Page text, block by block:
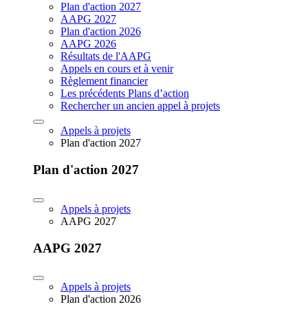
Plan d'action 2027
AAPG 2027
Plan d'action 2026
AAPG 2026
Résultats de l'AAPG
Appels en cours et à venir
Règlement financier
Les précédents Plans d’action
Rechercher un ancien appel à projets
Appels à projets
Plan d'action 2027
Plan d'action 2027
Appels à projets
AAPG 2027
AAPG 2027
Appels à projets
Plan d'action 2026